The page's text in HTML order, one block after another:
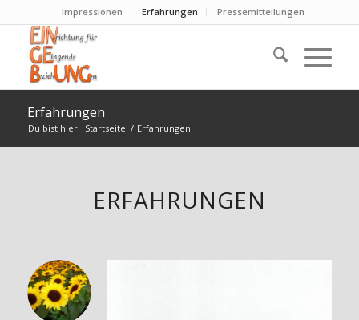
Impressionen Erfahrungen Pressemitteilungen
Erfahrungen
Du bist hier: Startseite / Erfahrungen
ERFAHRUNGEN